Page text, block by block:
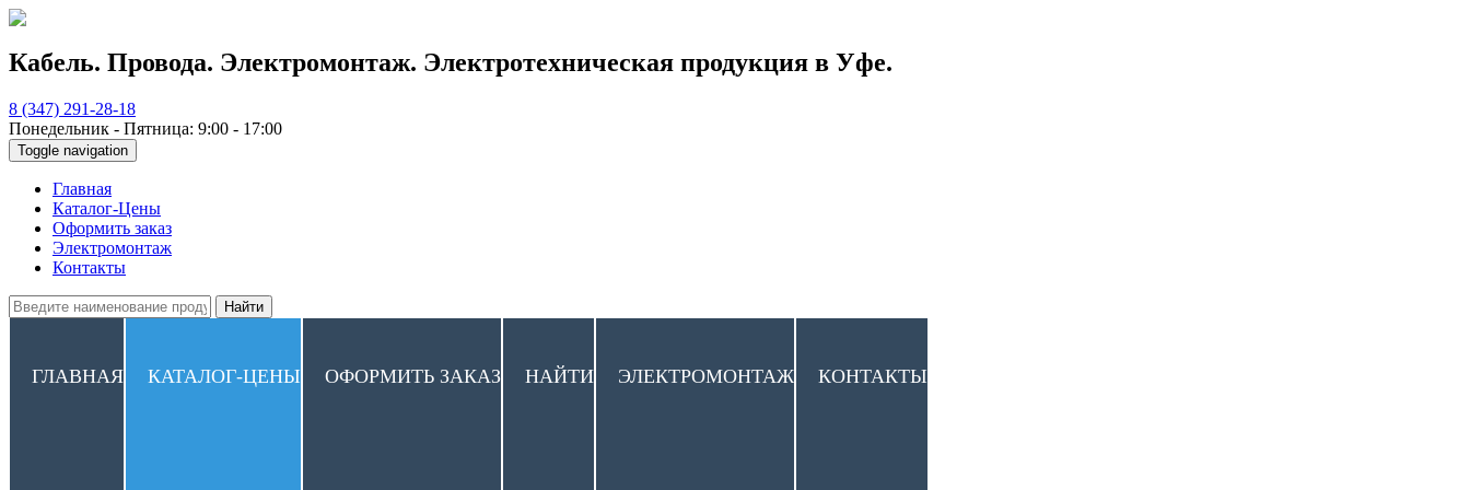
Кабель. Провода. Электромонтаж. Электротехническая продукция в Уфе.
8 (347) 291-28-18
Понедельник - Пятница: 9:00 - 17:00
Toggle navigation
Главная
Каталог-Цены
Оформить заказ
Электромонтаж
Контакты
Найти
ГЛАВНАЯ КАТАЛОГ-ЦЕНЫ ОФОРМИТЬ ЗАКАЗ НАЙТИ ЭЛЕКТРОМОНТАЖ КОНТАКТЫ